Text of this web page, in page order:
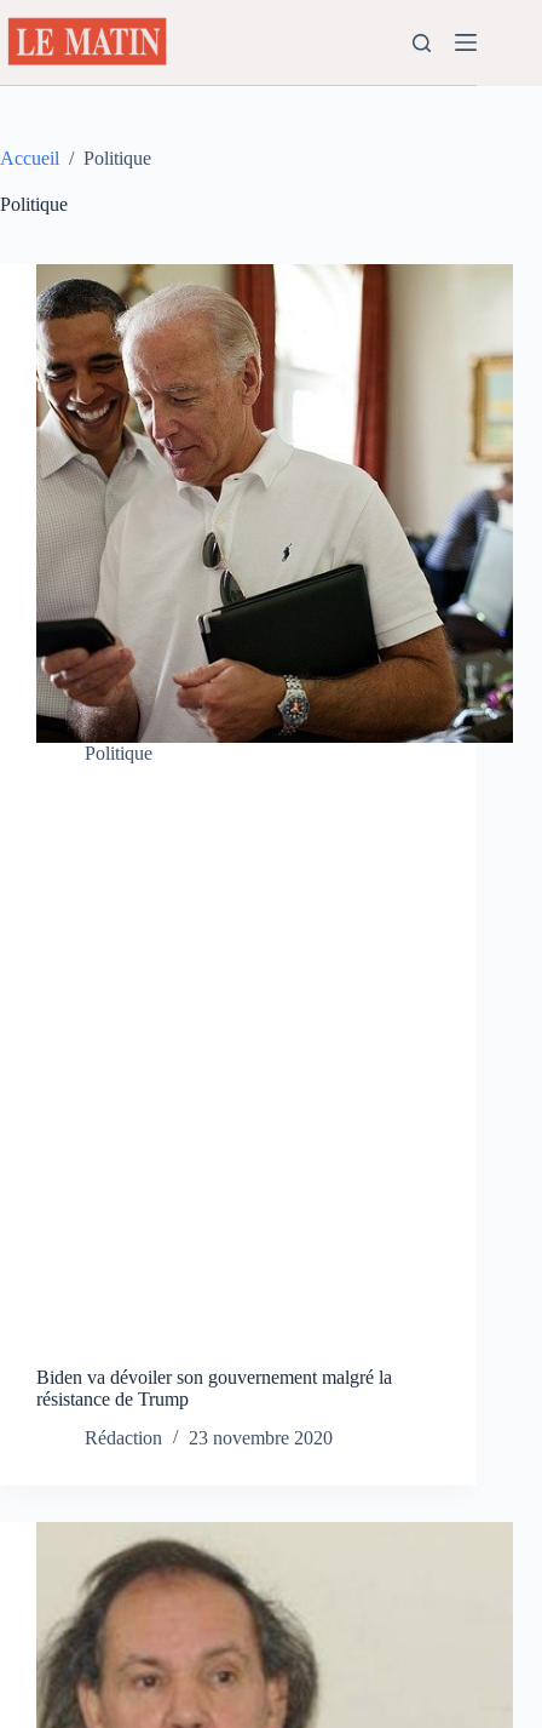
au
contenu
Accueil / Politique
Politique
Politique
Biden va dévoiler son gouvernement malgré la
résistance de Trump
Rédaction
23 novembre 2020